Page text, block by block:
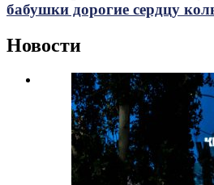
бабушки дорогие сердцу
Новости